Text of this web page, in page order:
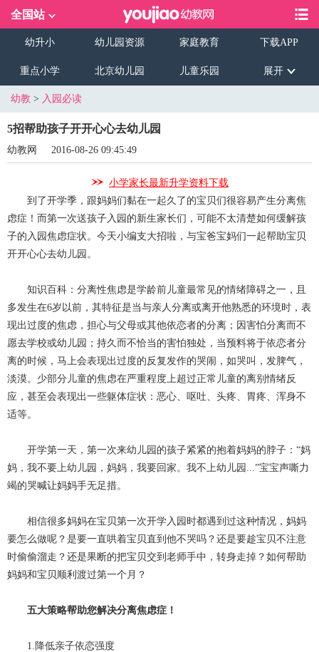
全国站
幼升小 幼儿园资源 家庭教育 下载APP
重点小学 北京幼儿园 儿童乐园 展开
幼教 > 入园必读
5招帮助孩子开开心心去幼儿园
幼教网 2016-08-26 09:45:49
小学家长最新升学资料下载
到了开学季，跟妈妈们黏在一起久了的宝贝们很容易产生分离焦
虑症！而第一次送孩子入园的新生家长们，可能不太清楚如何缓解孩
子的入园焦虑症状。今天小编支大招啦，与宝爸宝妈们一起帮助宝贝
开开心心去幼儿园。
知识百科：分离性焦虑是学龄前儿童最常见的情绪障碍之一，且
多发生在6岁以前，其特征是当与亲人分离或离开他熟悉的环境时，表
现出过度的焦虑，担心与父母或其他依恋者的分离；因害怕分离而不
愿去学校或幼儿园；持久而不恰当的害怕独处，当预料将于依恋者分
离的时候，马上会表现出过度的反复发作的哭闹，如哭叫，发脾气，
淡漠。少部分儿童的焦虑在严重程度上超过正常儿童的离别情绪反
应，甚至会表现出一些躯体症状：恶心、呕吐、头疼、胃疼、浑身不
适等。
开学第一天，第一次来幼儿园的孩子紧紧的抱着妈妈的脖子：“妈
妈，我不要上幼儿园，妈妈，我要回家。我不上幼儿园...”宝宝声嘶力
竭的哭喊让妈妈手无足措。
相信很多妈妈在宝贝第一次开学入园时都遇到过这种情况，妈妈
要怎么做呢？是要一直哄着宝贝直到他不哭吗？还是要趁宝贝不注意
时偷偷溜走？还是果断的把宝贝交到老师手中，转身走掉？如何帮助
妈妈和宝贝顺利渡过第一个月？
五大策略帮助您解决分离焦虑症！
1.降低亲子依恋强度